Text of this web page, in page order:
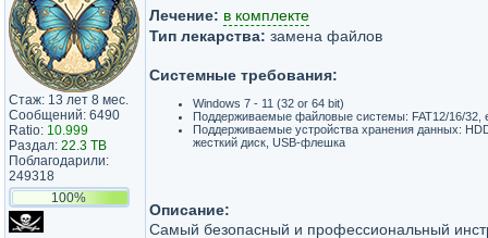
Стаж: 13 лет 8 мес.
Сообщений: 6490
Ratio: 10.999
Раздал: 22.3 TB
Поблагодарили:
249318
100%
Лечение: в комплекте
Тип лекарства: замена файлов
Системные требования:
Windows 7 - 11 (32 or 64 bit)
Поддерживаемые файловые системы: FAT12/16/32,
Поддерживаемые устройства хранения данных:
жесткий диск, USB-флешка
Описание:
Самый безопасный и профессиональный